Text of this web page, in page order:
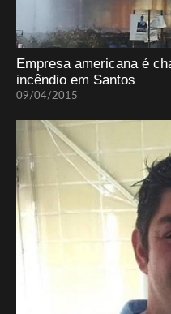
Empresa americana é
incêndio em Santos
09/04/2015